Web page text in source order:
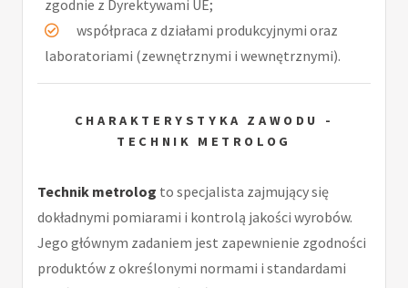
zgodnie z Dyrektywami UE;
współpraca z działami produkcyjnymi oraz
laboratoriami (zewnętrznymi i wewnętrznymi).
CHARAKTERYSTYKA ZAWODU -
TECHNIK METROLOG
Technik metrolog to specjalista zajmujący się
dokładnymi pomiarami i kontrolą jakości wyrobów.
Jego głównym zadaniem jest zapewnienie zgodności
produktów z określonymi normami i standardami